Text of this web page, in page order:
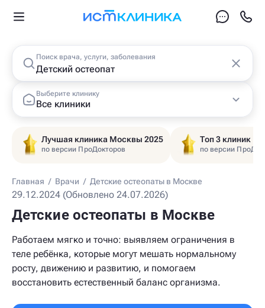
Поиск врача, услуги, заболевания
Выберите клинику
Все клиники
Лучшая клиника Москвы 2025
по версии ПроДокторов
Топ 3 клиник
по версии
Главная / Врачи / Детские остеопаты в Москве
29.12.2024 (Обновлено 24.07.2026)
Детские остеопаты в Москве
Работаем мягко и точно: выявляем ограничения в
теле ребёнка, которые могут мешать нормальному
росту, движению и развитию, и помогаем
восстановить естественный баланс организма.